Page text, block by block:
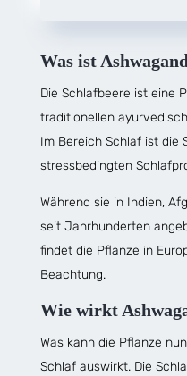
Was ist
Die Schlafbeere ist eine
traditionellen
Im Bereich Schlaf ist die
stressbedingten
Während sie in Indien,
seit Jahrhunderten
findet die Pflanze in
Beachtung.
Wie wirkt
Was kann die Pflanze
Schlaf auswirkt. Die